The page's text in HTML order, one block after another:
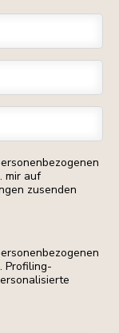
mir auf
zusenden
Profiling-